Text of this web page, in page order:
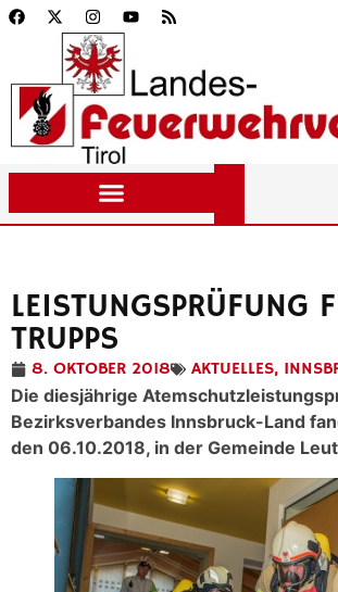
LEISTUNGSPRÜFUNG
TRUPPS
8. OKTOBER 2018 AKTUELLES,
Die diesjährige
Bezirksverbandes Innsbruck-Land
den 06.10.2018, in der Gemeinde